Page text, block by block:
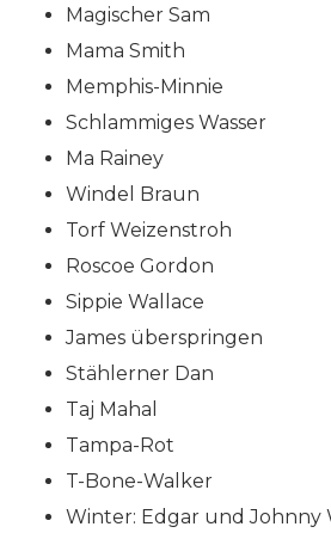
Magischer Sam
Mama Smith
Memphis-Minnie
Schlammiges Wasser
Ma Rainey
Windel Braun
Torf Weizenstroh
Roscoe Gordon
Sippie Wallace
James überspringen
Stählerner Dan
Taj Mahal
Tampa-Rot
T-Bone-Walker
Winter: Edgar und Johnny